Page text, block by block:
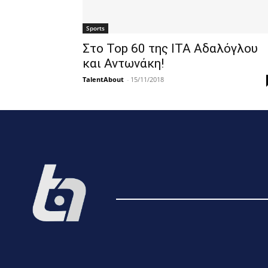
Sports
Στο Top 60 της ITA Αδαλόγλου
και Αντωνάκη!
TalentAbout - 15/11/2018